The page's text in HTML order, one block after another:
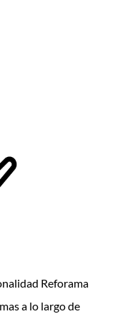
Reforama
a lo largo de